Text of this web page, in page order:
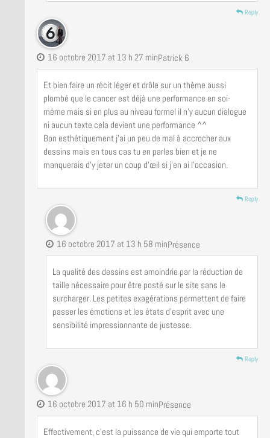
Reply
Patrick 6
16 octobre 2017 at 13 h 27 min
Et bien faire un récit léger et drôle sur un thème aussi
plombé que le cancer est déjà une performance en soi-
même mais si en plus au niveau formel il n’y aucun dialogue
ni aucun texte cela devient une performance ^^
Bon esthétiquement j’ai un peu de mal à accrocher aux
dessins mais en tous cas tu en parles bien et je ne
manquerais d’y jeter un coup d’œil si j’en ai l’occasion.
Reply
Présence
16 octobre 2017 at 13 h 58 min
La qualité des dessins est amoindrie par la réduction de
taille nécessaire pour être posté sur le site sans le
surcharger. Les petites exagérations permettent de faire
passer les émotions et les états d’esprit avec une
sensibilité impressionnante de justesse.
Reply
Présence
16 octobre 2017 at 16 h 50 min
Effectivement, c’est la puissance de vie qui emporte tout